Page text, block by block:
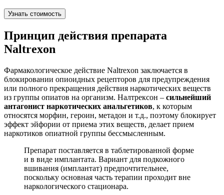
Узнать стоимость
Принцип действия препарата
Naltrexon
Фармакологическое действие Naltrexon заключается в
блокировании опиоидных рецепторов для предупреждения
или полного прекращения действия наркотических веществ
из группы опиатов на организм. Налтрексон – сильнейший
антагонист наркотических анальгетиков, к которым
относятся морфин, героин, метадон и т.д., поэтому блокирует
эффект эйфории от приема этих веществ, делает прием
наркотиков опиатной группы бессмысленным.
Препарат поставляется в таблетированной форме
и в виде имплантата. Вариант для подкожного
вшивания (имплантат) предпочтительнее,
поскольку основная часть терапии проходит вне
наркологического стационара.